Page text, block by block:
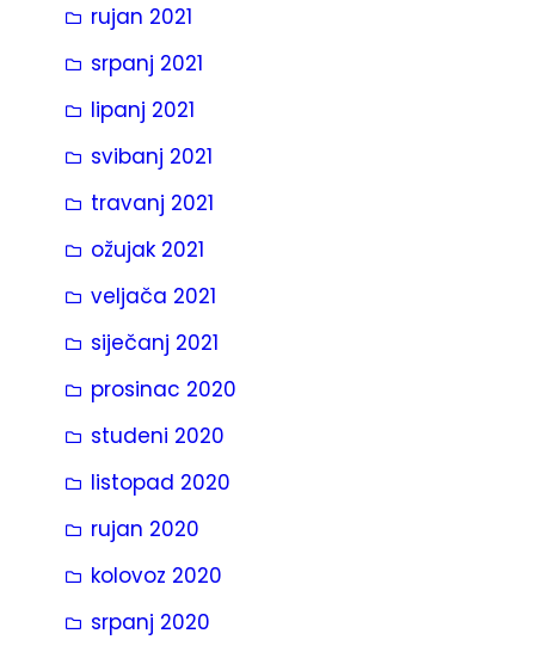
rujan 2021
srpanj 2021
lipanj 2021
svibanj 2021
travanj 2021
ožujak 2021
veljača 2021
siječanj 2021
prosinac 2020
studeni 2020
listopad 2020
rujan 2020
kolovoz 2020
srpanj 2020